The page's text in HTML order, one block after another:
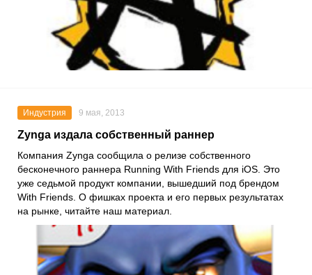
Индустрия 9 мая, 2013
Zynga издала собственный раннер
Компания Zynga сообщила о релизе собственного
бесконечного раннера Running With Friends для iOS. Это
уже седьмой продукт компании, вышедший под брендом
With Friends. О фишках проекта и его первых результатах
на рынке, читайте наш материал.